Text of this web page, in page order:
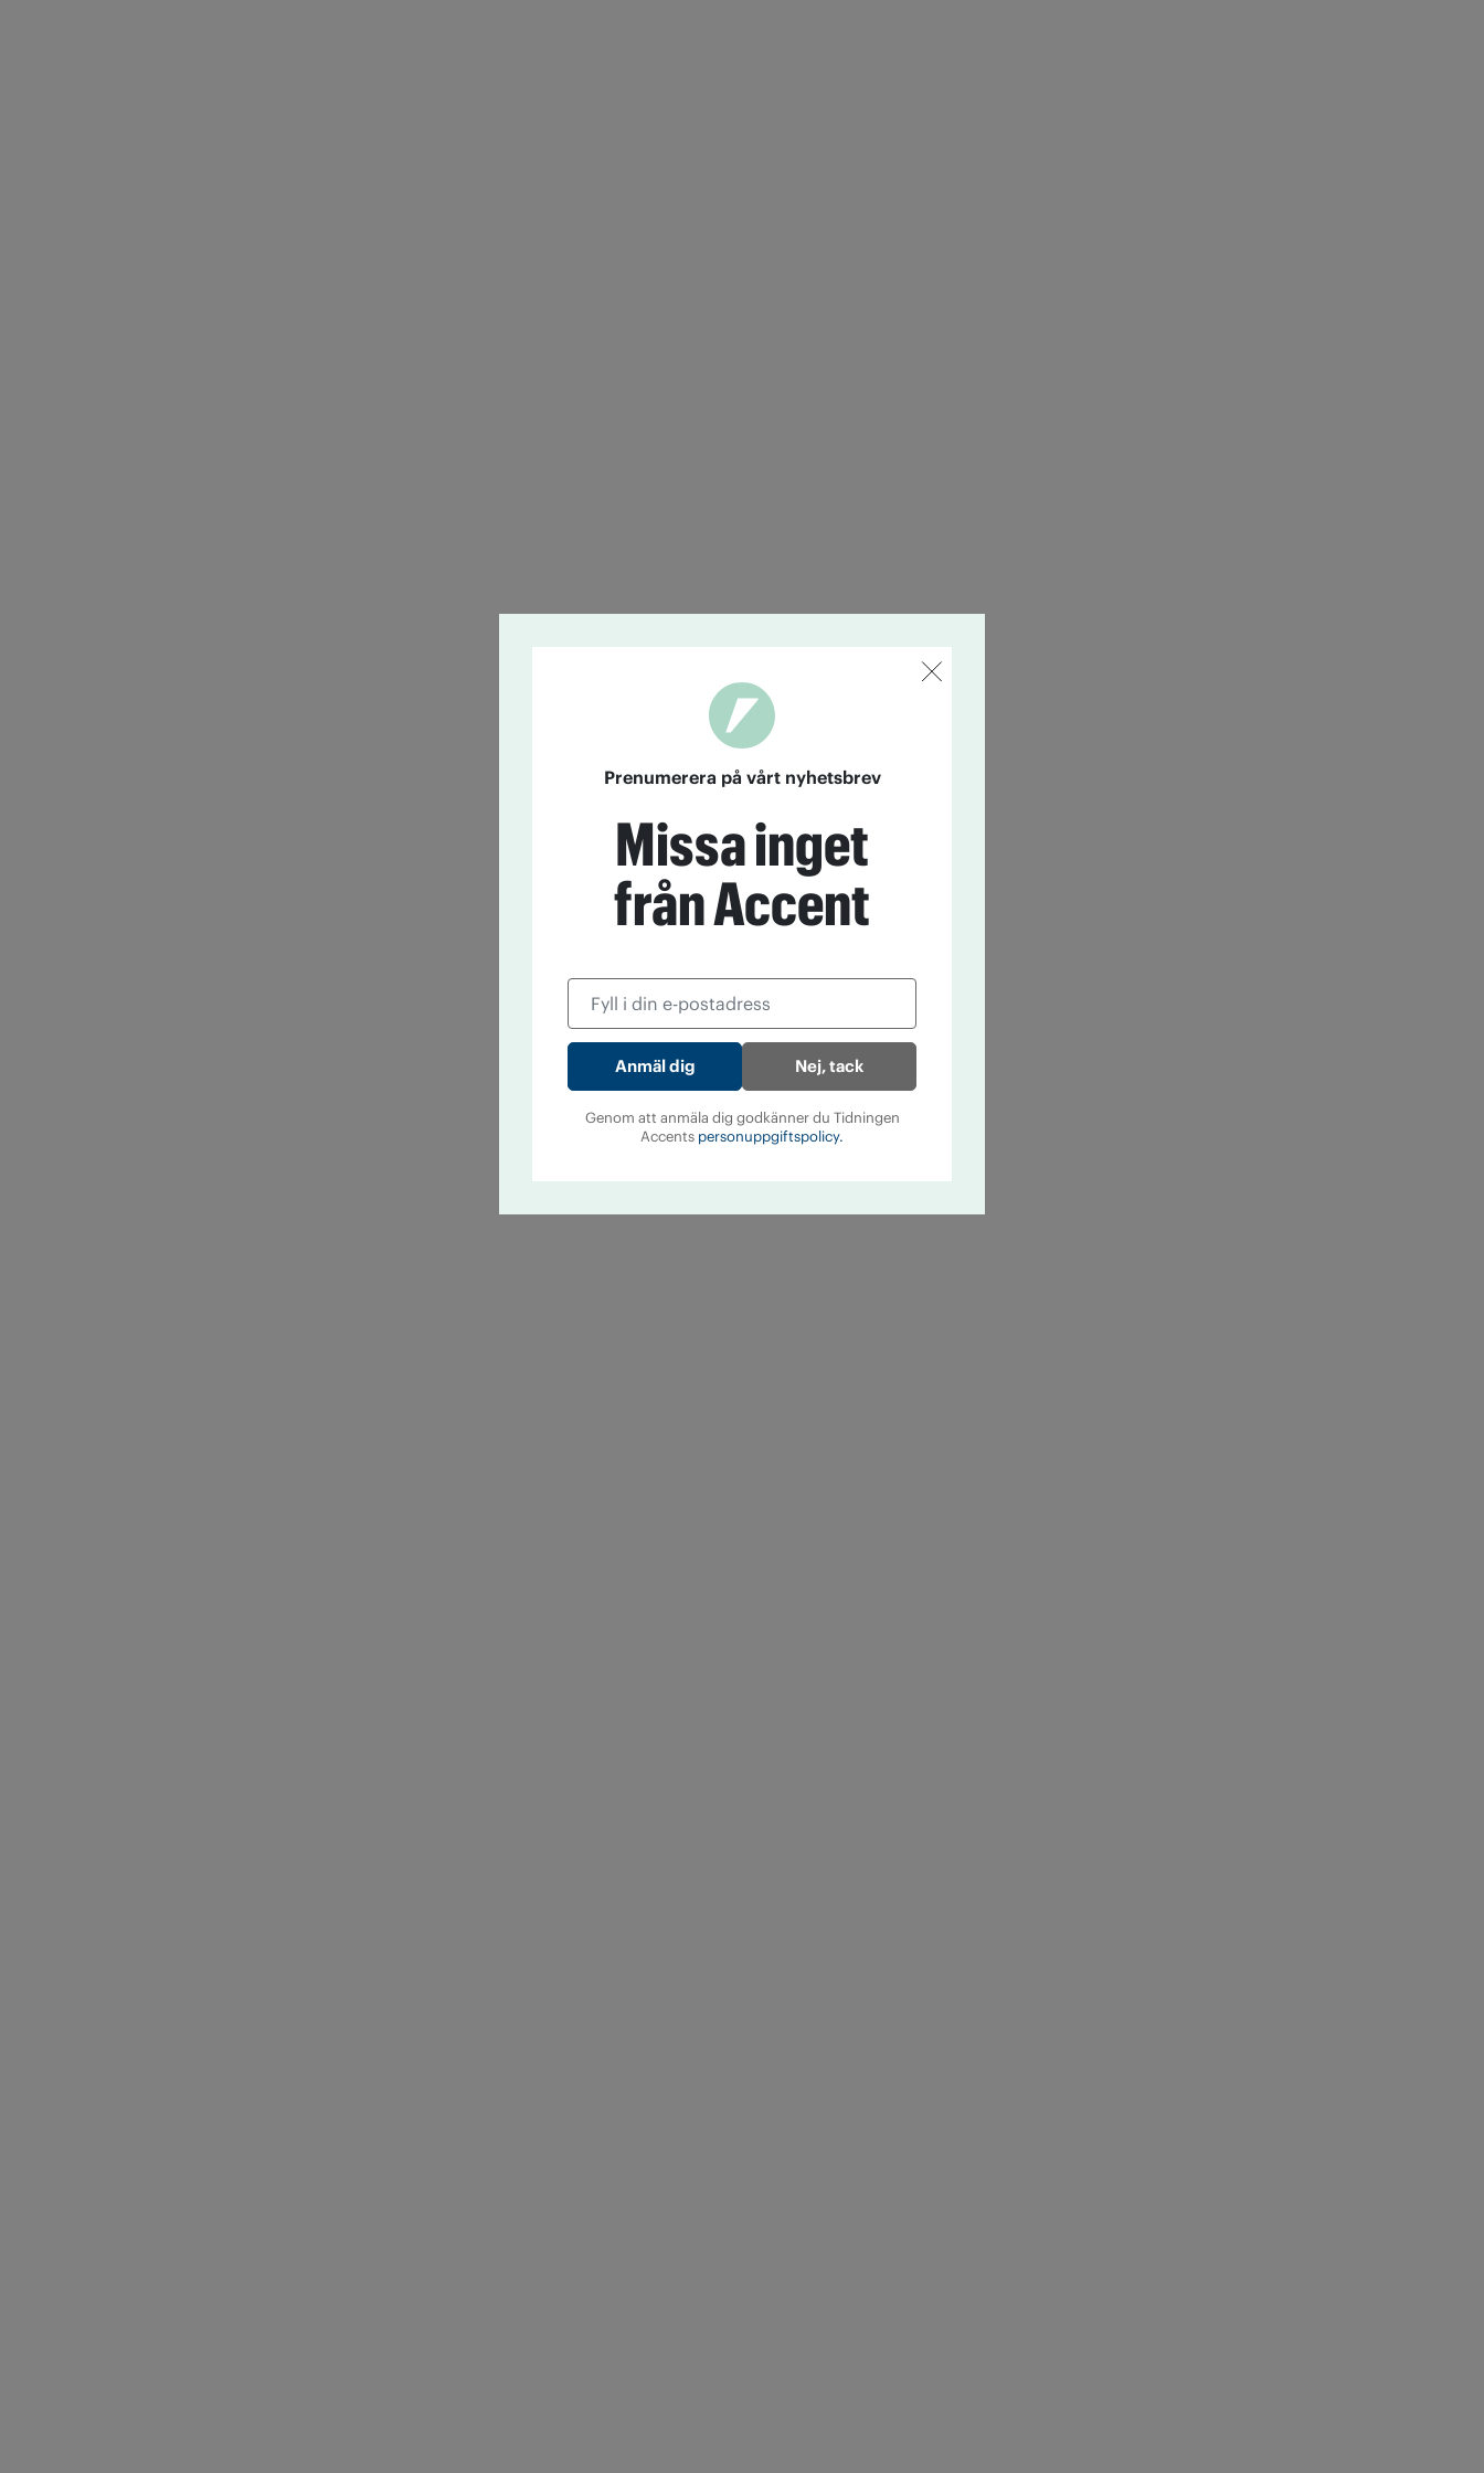
Prenumerera på vårt nyhetsbrev
Missa inget
från Accent
Nej, tack
Genom att anmäla dig godkänner du Tidningen
Accents personuppgiftspolicy.